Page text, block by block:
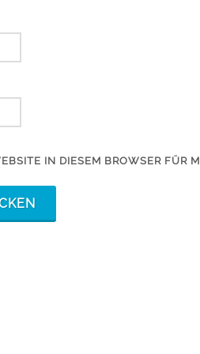
IN DIESEM BROWSER FÜR